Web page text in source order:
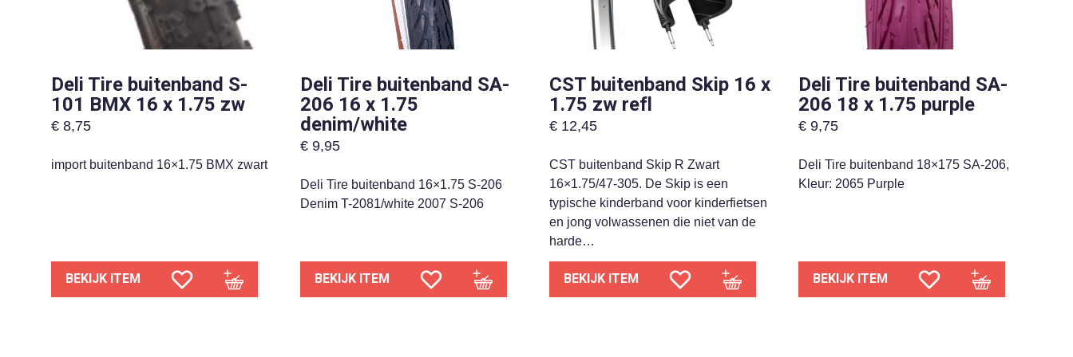
Deli Tire buitenband S-
101 BMX 16 x 1.75 zw
€ 8,75
import buitenband 16×1.75 BMX zwart
BEKIJK ITEM
Deli Tire buitenband SA-
206 16 x 1.75
denim/white
€ 9,95
Deli Tire buitenband 16×1.75 S-206
Denim T-2081/white 2007 S-206
BEKIJK ITEM
CST buitenband Skip 16 x
1.75 zw refl
€ 12,45
CST buitenband Skip R Zwart
16×1.75/47-305. De Skip is een
typische kinderband voor kinderfietsen
en jong volwassenen die niet van de
harde…
BEKIJK ITEM
Deli Tire buitenband SA-
206 18 x 1.75 purple
€ 9,75
Deli Tire buitenband 18×175 SA-206,
Kleur: 2065 Purple
BEKIJK ITEM